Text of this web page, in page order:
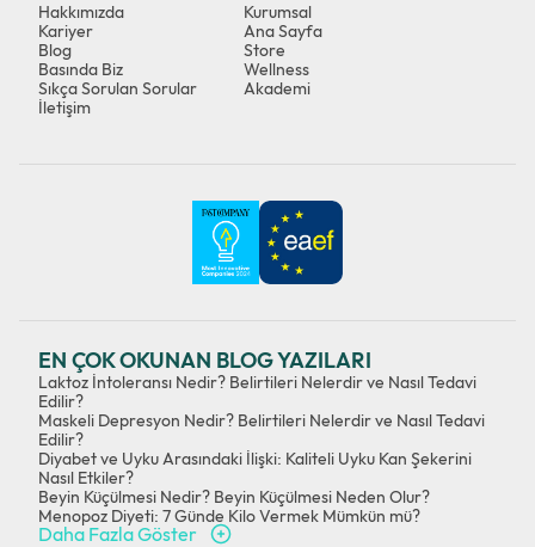
Hakkımızda
Kurumsal
Kariyer
Ana Sayfa
Blog
Store
Basında Biz
Wellness
Sıkça Sorulan Sorular
Akademi
İletişim
EN ÇOK OKUNAN BLOG YAZILARI
Laktoz İntoleransı Nedir? Belirtileri Nelerdir ve Nasıl Tedavi
Edilir?
Maskeli Depresyon Nedir? Belirtileri Nelerdir ve Nasıl Tedavi
Edilir?
Diyabet ve Uyku Arasındaki İlişki: Kaliteli Uyku Kan Şekerini
Nasıl Etkiler?
Beyin Küçülmesi Nedir? Beyin Küçülmesi Neden Olur?
Menopoz Diyeti: 7 Günde Kilo Vermek Mümkün mü?
Daha Fazla Göster